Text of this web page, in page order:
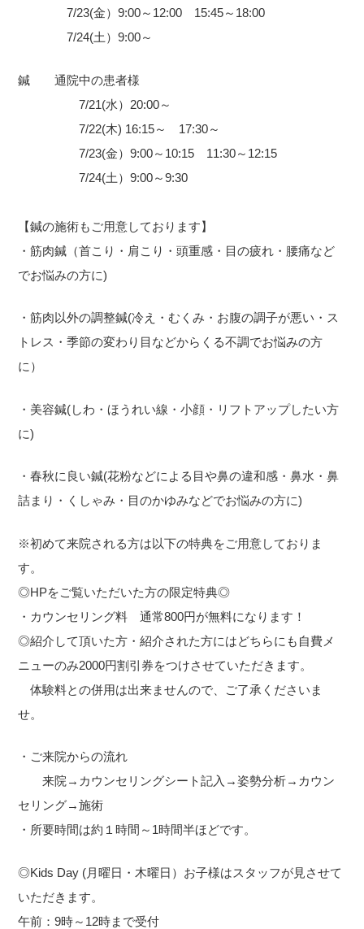
7/23(金）9:00～12:00 15:45～18:00
7/24(土）9:00～
鍼 通院中の患者様
7/21(水）20:00～
7/22(木) 16:15～ 17:30～
7/23(金）9:00～10:15 11:30～12:15
7/24(土）9:00～9:30
【鍼の施術もご用意しております】
・筋肉鍼（首こり・肩こり・頭重感・目の疲れ・腰痛など
でお悩みの方に)
・筋肉以外の調整鍼(冷え・むくみ・お腹の調子が悪い・ス
トレス・季節の変わり目などからくる不調でお悩みの方
に）
・美容鍼(しわ・ほうれい線・小顔・リフトアップしたい方
に)
・春秋に良い鍼(花粉などによる目や鼻の違和感・鼻水・鼻
詰まり・くしゃみ・目のかゆみなどでお悩みの方に)
※初めて来院される方は以下の特典をご用意しておりま
す。
◎HPをご覧いただいた方の限定特典◎
・カウンセリング料 通常800円が無料になります！
◎紹介して頂いた方・紹介された方にはどちらにも自費メ
ニューのみ2000円割引券をつけさせていただきます。
体験料との併用は出来ませんので、ご了承くださいま
せ。
・ご来院からの流れ
来院→カウンセリングシート記入→姿勢分析→カウン
セリング→施術
・所要時間は約１時間～1時間半ほどです。
◎Kids Day (月曜日・木曜日）お子様はスタッフが見させて
いただきます。
午前：9時～12時まで受付